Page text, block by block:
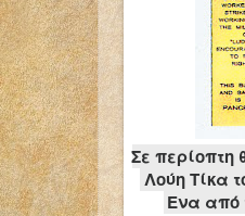
Σε περίοπτη
Λούη Τίκα
Ενα από